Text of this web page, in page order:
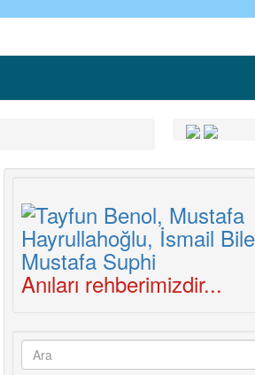
Anıları rehberimizdir...
Arama